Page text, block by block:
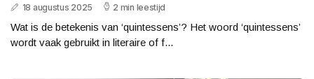
18 augustus 2025 2 min leestijd
Wat is de betekenis van ‘quintessens’? Het woord ‘quintessens’
wordt vaak gebruikt in literaire of f...